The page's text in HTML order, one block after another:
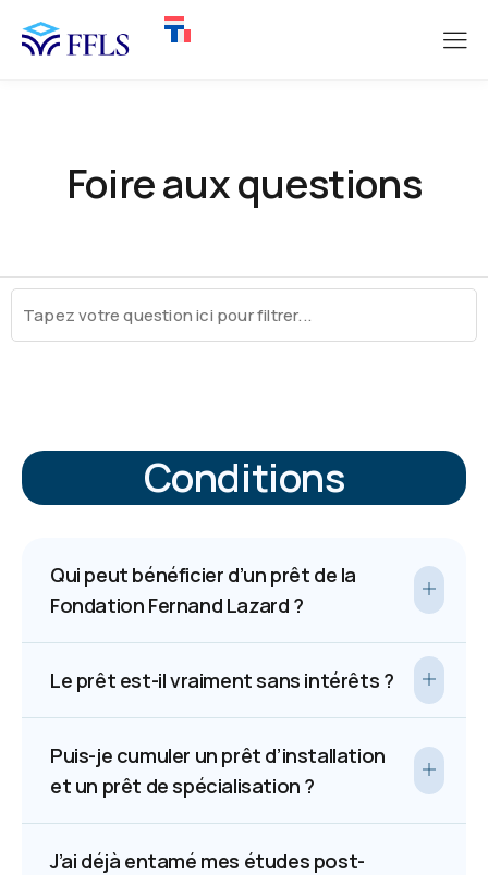
Foire aux questions
Conditions
Qui peut bénéficier d’un prêt de la
Fondation Fernand Lazard ?
Le prêt est-il vraiment sans intérêts ?
Puis-je cumuler un prêt d’installation
et un prêt de spécialisation ?
J’ai déjà entamé mes études post-